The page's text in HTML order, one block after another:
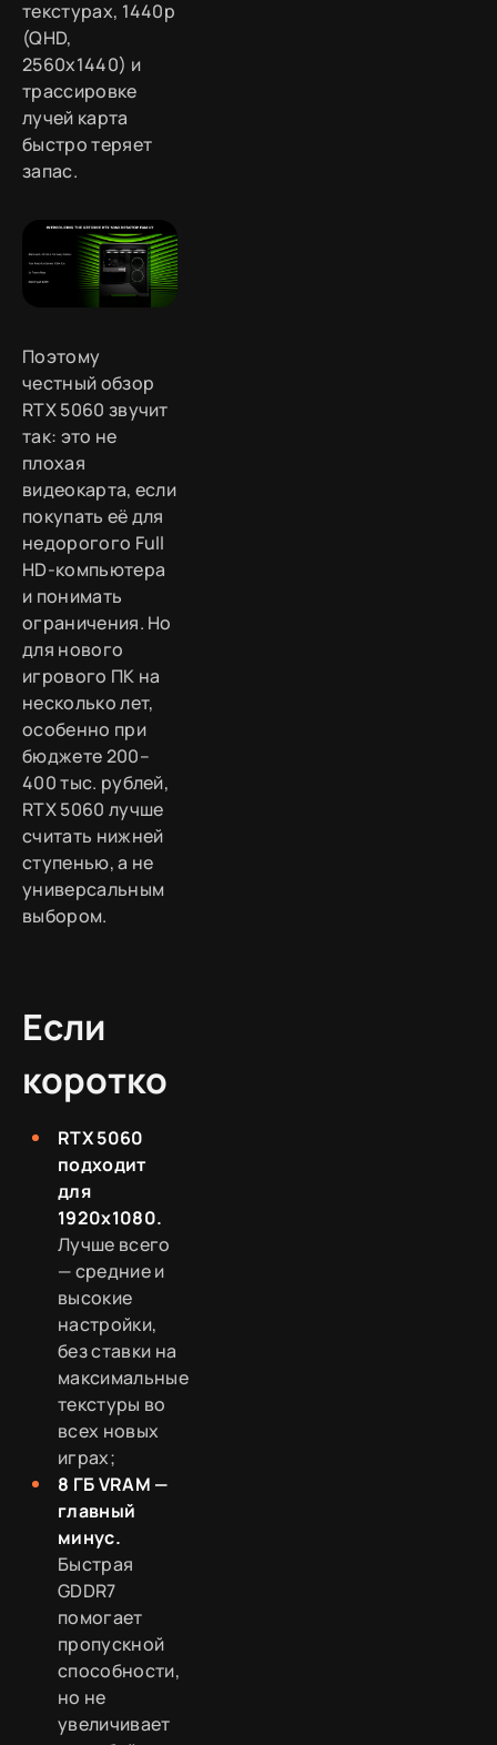
текстурах, 1440p
(QHD,
2560x1440) и
трассировке
лучей карта
быстро теряет
запас.
Поэтому
честный обзор
RTX 5060 звучит
так: это не
плохая
видеокарта, если
покупать её для
недорогого Full
HD-компьютера
и понимать
ограничения. Но
для нового
игрового ПК на
несколько лет,
особенно при
бюджете 200–
400 тыс. рублей,
RTX 5060 лучше
считать нижней
ступенью, а не
универсальным
выбором.
Если
коротко
RTX 5060
подходит
для
1920x1080.
Лучше всего
— средние и
высокие
настройки,
без ставки на
максимальные
текстуры во
всех новых
играх;
8 ГБ VRAM —
главный
минус.
Быстрая
GDDR7
помогает
пропускной
способности,
но не
увеличивает